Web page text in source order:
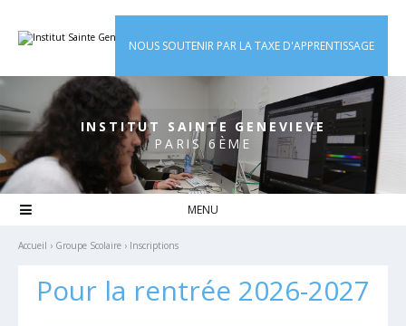
contenu.
la
INSTITUT SAINTE GENEVIEVE
PARIS 6ÈME
NOUS SOUTENIR PAR LA TAXE D'APPRENTISSAGE

Accueil › Groupe Scolaire › Inscriptions
Pour la rentrée 2026-2027